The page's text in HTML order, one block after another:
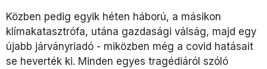
Közben pedig egyik héten háború, a másikon
klímakatasztrófa, utána gazdasági válság, majd egy
újabb járványriadó - miközben még a covid hatásait
se heverték ki. Minden egyes tragédiáról szóló